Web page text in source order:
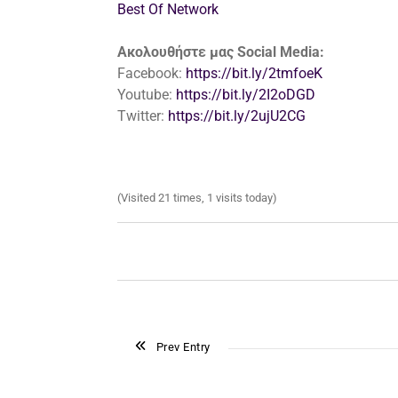
Best Of Network
Ακολουθήστε μας Social Media:
Facebook: https://bit.ly/2tmfoeK
Youtube: https://bit.ly/2I2oDGD
Twitter: https://bit.ly/2ujU2CG
(Visited 21 times, 1 visits today)
Prev Entry